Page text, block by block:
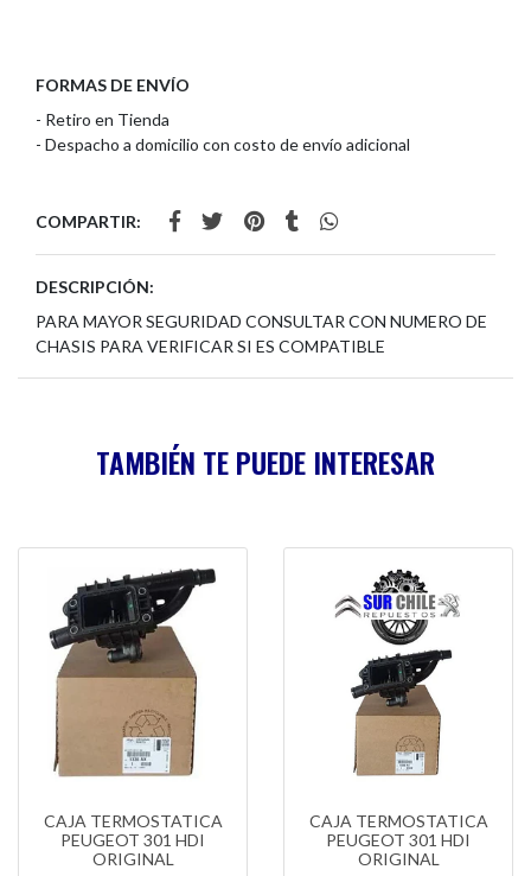
FORMAS DE ENVÍO
- Retiro en Tienda
- Despacho a domicilio con costo de envío adicional
COMPARTIR:
DESCRIPCIÓN:
PARA MAYOR SEGURIDAD CONSULTAR CON NUMERO DE
CHASIS PARA VERIFICAR SI ES COMPATIBLE
TAMBIÉN TE PUEDE INTERESAR
CAJA TERMOSTATICA
PEUGEOT 301 HDI
ORIGINAL
CAJA TERMOSTATICA
PEUGEOT 301 HDI
ORIGINAL